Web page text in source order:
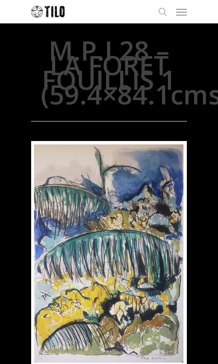
M.P.I 28 –
LA FORET
FOUILLIS 1